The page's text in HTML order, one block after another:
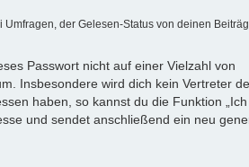
der Gelesen-Status von deinen
Passwort nicht auf einer Vielzahl von
Insbesondere wird dich kein Vertreter
haben, so kannst du die Funktion
und sendet anschließend ein neu